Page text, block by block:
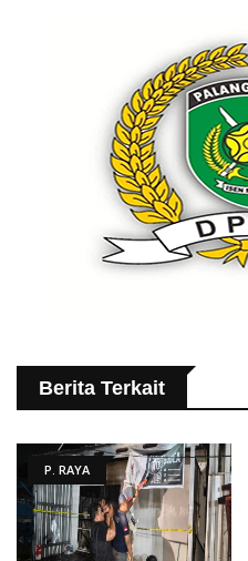
Berita Terkait
P. RAYA